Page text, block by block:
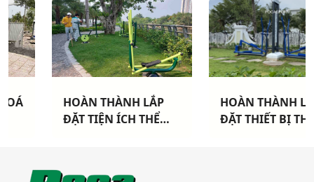
HOÀN THÀNH LẮP
ĐẶT TIỆN ÍCH THỂ
HOÀN THÀNH LẮP
ĐẶT THIẾT BỊ THỂ